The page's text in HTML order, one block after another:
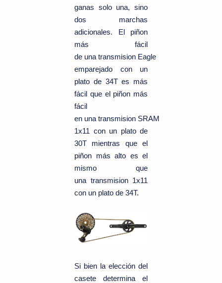
ganas solo una, sino
dos marchas
adicionales. El piñon
más fácil
de una transmision Eagle
emparejado con un
plato de 34T es más
fácil que el piñon más
fácil
en una transmision SRAM
1x11 con un plato de
30T mientras que el
piñon más alto es el
mismo que
una transmision 1x11
con un plato de 34T.
Si bien la elección del
casete determina el